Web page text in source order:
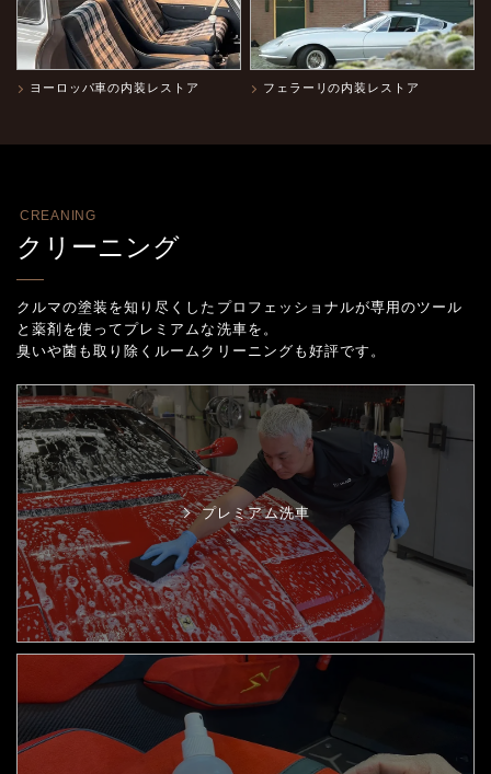
ヨーロッパ車の内装レストア フェラーリの内装レストア
CREANING
クリーニング
クルマの塗装を知り尽くしたプロフェッショナルが専用のツール
と薬剤を使ってプレミアムな洗車を。
臭いや菌も取り除くルームクリーニングも好評です。
プレミアム洗車